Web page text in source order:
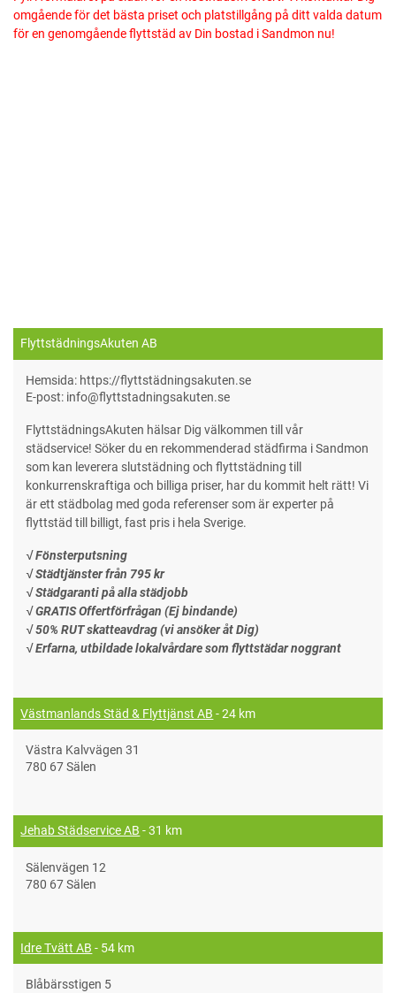
omgående för det bästa priset och platstillgång på ditt valda datum
för en genomgående flyttstäd av Din bostad i Sandmon nu!
FlyttstädningsAkuten AB
Hemsida: https://flyttstädningsakuten.se
E-post: info@flyttstadningsakuten.se
FlyttstädningsAkuten hälsar Dig välkommen till vår
städservice! Söker du en rekommenderad städfirma i Sandmon
som kan leverera slutstädning och flyttstädning till
konkurrenskraftiga och billiga priser, har du kommit helt rätt! Vi
är ett städbolag med goda referenser som är experter på
flyttstäd till billigt, fast pris i hela Sverige.
√ Fönsterputsning
√ Städtjänster från 795 kr
√ Städgaranti på alla städjobb
√ GRATIS Offertförfrågan (Ej bindande)
√ 50% RUT skatteavdrag (vi ansöker åt Dig)
√ Erfarna, utbildade lokalvårdare som flyttstädar noggrant
Västmanlands Städ & Flyttjänst AB - 24 km
Västra Kalvvägen 31
780 67 Sälen
Jehab Städservice AB - 31 km
Sälenvägen 12
780 67 Sälen
Idre Tvätt AB - 54 km
Blåbärsstigen 5